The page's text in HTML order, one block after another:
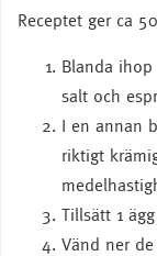
Receptet ger ca
Blanda
salt och
I en annan
riktigt
Tillsätt 1
Vänd ner